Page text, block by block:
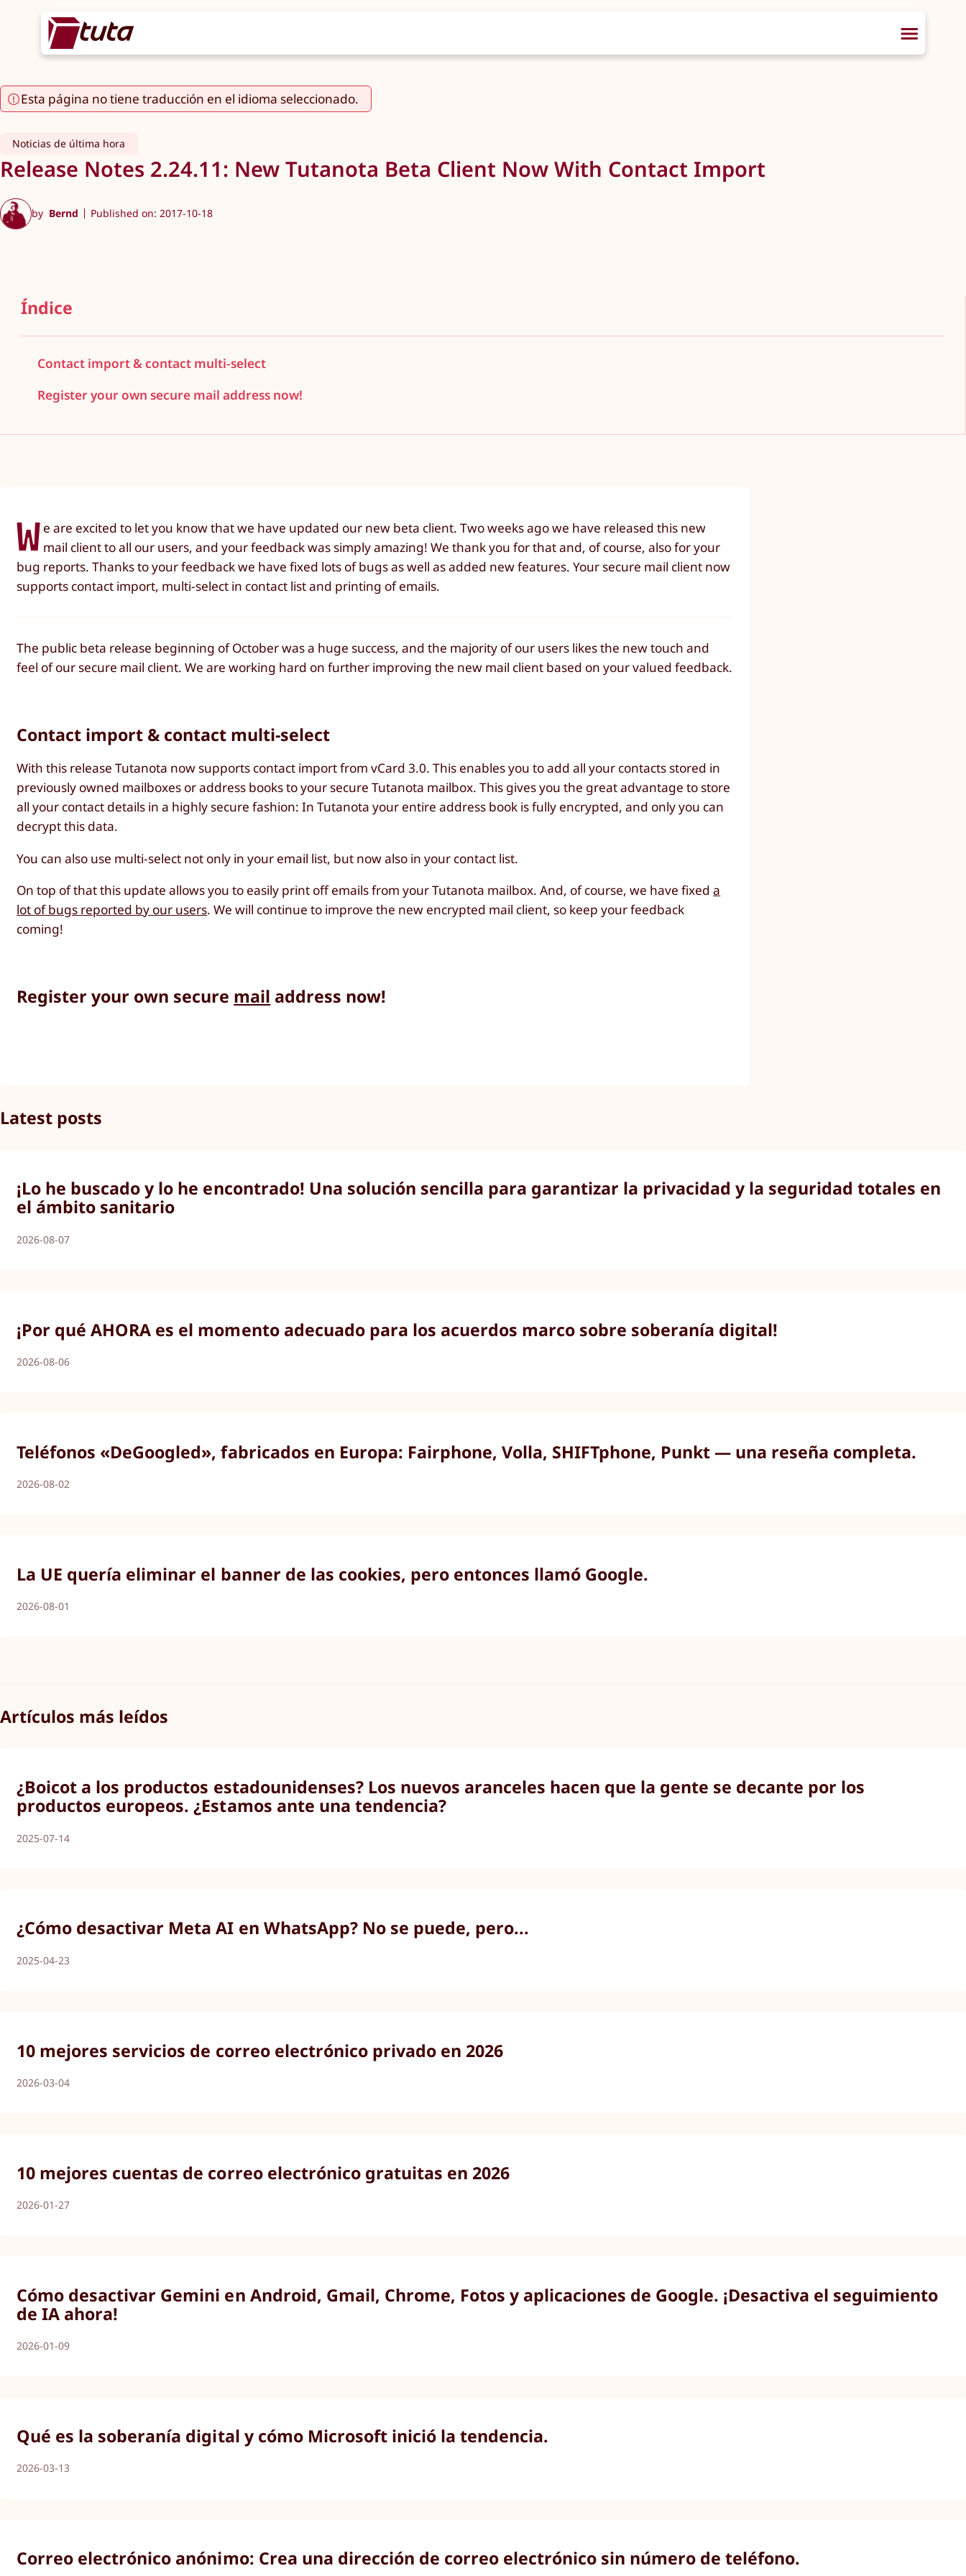
Esta página no tiene traducción en el idioma seleccionado.
Noticias de última hora
Release Notes 2.24.11: New Tutanota Beta Client Now With Contact Import
by Bernd Published on: 2017-10-18
Índice
Contact import & contact multi-select
Register your own secure mail address now!
W e are excited to let you know that we have updated our new beta client. Two weeks ago we have released this new
mail client to all our users, and your feedback was simply amazing! We thank you for that and, of course, also for your
bug reports. Thanks to your feedback we have fixed lots of bugs as well as added new features. Your secure mail client now
supports contact import, multi-select in contact list and printing of emails.
The public beta release beginning of October was a huge success, and the majority of our users likes the new touch and
feel of our secure mail client. We are working hard on further improving the new mail client based on your valued feedback.
Contact import & contact multi-select
With this release Tutanota now supports contact import from vCard 3.0. This enables you to add all your contacts stored in
previously owned mailboxes or address books to your secure Tutanota mailbox. This gives you the great advantage to store
all your contact details in a highly secure fashion: In Tutanota your entire address book is fully encrypted, and only you can
decrypt this data.
You can also use multi-select not only in your email list, but now also in your contact list.
On top of that this update allows you to easily print off emails from your Tutanota mailbox. And, of course, we have fixeda
lot of bugs reported by our users. We will continue to improve the new encrypted mail client, so keep your feedback
coming!
Register your own secure mail address now!
Latest posts
¡Lo he buscado y lo he encontrado! Una solución sencilla para garantizar la privacidad y la seguridad totales en
el ámbito sanitario
2026-08-07
¡Por qué AHORA es el momento adecuado para los acuerdos marco sobre soberanía digital!
2026-08-06
Teléfonos «DeGoogled», fabricados en Europa: Fairphone, Volla, SHIFTphone, Punkt — una reseña completa.
2026-08-02
La UE quería eliminar el banner de las cookies, pero entonces llamó Google.
2026-08-01
Artículos más leídos
¿Boicot a los productos estadounidenses? Los nuevos aranceles hacen que la gente se decante por los
productos europeos. ¿Estamos ante una tendencia?
2025-07-14
¿Cómo desactivar Meta AI en WhatsApp? No se puede, pero...
2025-04-23
10 mejores servicios de correo electrónico privado en 2026
2026-03-04
10 mejores cuentas de correo electrónico gratuitas en 2026
2026-01-27
Cómo desactivar Gemini en Android, Gmail, Chrome, Fotos y aplicaciones de Google. ¡Desactiva el seguimiento
de IA ahora!
2026-01-09
Qué es la soberanía digital y cómo Microsoft inició la tendencia.
2026-03-13
Correo electrónico anónimo: Crea una dirección de correo electrónico sin número de teléfono.